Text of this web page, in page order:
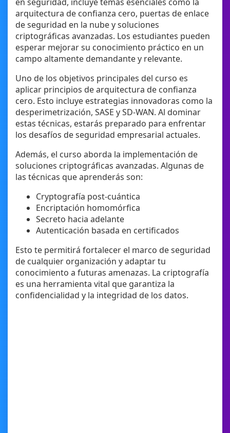
arquitectura de confianza cero, puertas de enlace
de seguridad en la nube y soluciones
criptográficas avanzadas. Los estudiantes pueden
esperar mejorar su conocimiento práctico en un
campo altamente demandante y relevante.
Uno de los objetivos principales del curso es
aplicar principios de arquitectura de confianza
cero. Esto incluye estrategias innovadoras como la
desperimetrización, SASE y SD-WAN. Al dominar
estas técnicas, estarás preparado para enfrentar
los desafíos de seguridad empresarial actuales.
Además, el curso aborda la implementación de
soluciones criptográficas avanzadas. Algunas de
las técnicas que aprenderás son:
Cryptografía post-cuántica
Encriptación homomórfica
Secreto hacia adelante
Autenticación basada en certificados
Esto te permitirá fortalecer el marco de seguridad
de cualquier organización y adaptar tu
conocimiento a futuras amenazas. La criptografía
es una herramienta vital que garantiza la
confidencialidad y la integridad de los datos.